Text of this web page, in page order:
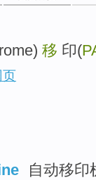
移 印(
页
自动移印